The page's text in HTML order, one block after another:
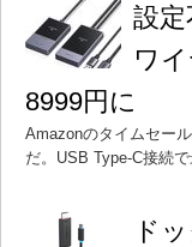
設
ワ
8999円に
Amazonのタイムセー
だ。USB Type-C接続
ド